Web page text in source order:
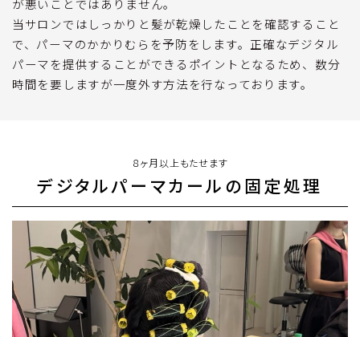
が悪いことではありません。
当サロンではしっかりと髪が乾燥したことを確認すること
で、パーマのかかりむらを予防をします。正確なデジタル
パーマを提供することができるポイントとなるため、数分
時間を要しますが一度外す方法を行なっております。
８ヶ月以上もたせます
デジタルパーマカールの固定処理